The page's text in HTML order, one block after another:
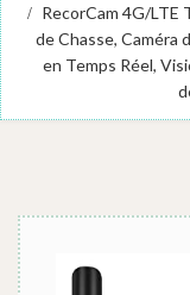
RecorCam 4G/LTE
de Chasse, Caméra
en Temps Réel,